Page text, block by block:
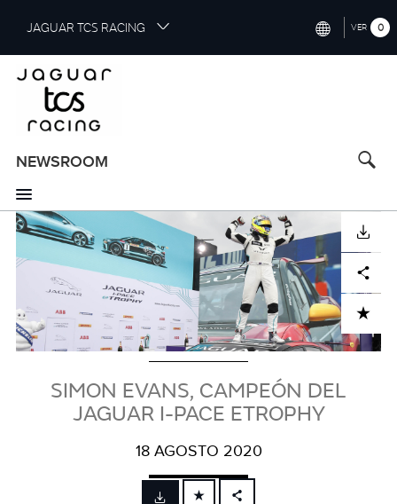
i
p
a
n
c
o
n
n
JAGUAR TCS RACING
FRANCE (FRANÇAIS)
ITALY (ITALIANO)
VER 0
NEWSROOM
imagen
DESCARGAR
ADD TO CART
Facebook
X LinkedInShare
SIMON EVANS, CAMPEÓN DEL
JAGUAR I-PACE ETROPHY
18 AGOSTO 2020